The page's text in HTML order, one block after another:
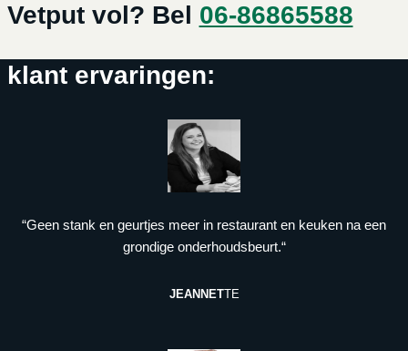
Vetput vol? Bel 06-86865588
klant ervaringen:
“Geen stank en geurtjes meer in restaurant en keuken na een
grondige onderhoudsbeurt.“
JEANNETTE